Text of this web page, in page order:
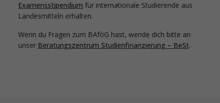
Examensstipendium für internationale Studierende aus
Landesmitteln erhalten.
Wenn du Fragen zum BAföG hast, wende dich bitte an
unser Beratungszentrum Studienfinanzierung – BeSt.